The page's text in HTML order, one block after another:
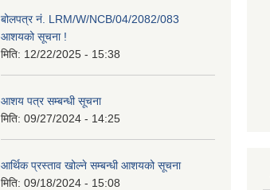
बोलपत्र नं. LRM/W/NCB/04/2082/083
आशयको सूचना !
मिति: 12/22/2025 - 15:38
आशय पत्र सम्बन्धी सूचना
मिति: 09/27/2024 - 14:25
आर्थिक प्रस्ताव खोल्ने सम्बन्धी आशयको सूचना
मिति: 09/18/2024 - 15:08